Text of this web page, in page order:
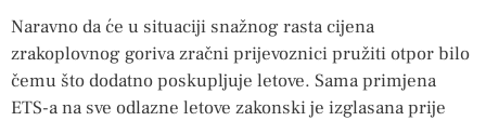
Naravno da će u situaciji snažnog rasta cijena
zrakoplovnog goriva zračni prijevoznici pružiti otpor bilo
čemu što dodatno poskupljuje letove. Sama primjena
ETS-a na sve odlazne letove zakonski je izglasana prije